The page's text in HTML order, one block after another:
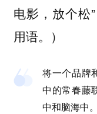
电影，放个松
用语。）
将一个品牌
中的常春藤
中和脑海中。